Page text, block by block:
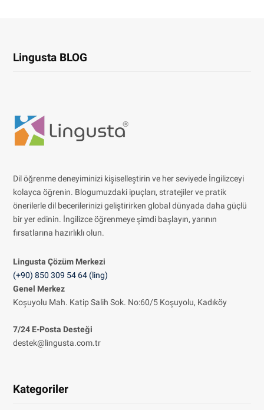
Lingusta BLOG
Dil öğrenme deneyiminizi kişiselleştirin ve her seviyede İngilizceyi
kolayca öğrenin. Blogumuzdaki ipuçları, stratejiler ve pratik
önerilerle dil becerilerinizi geliştirirken global dünyada daha güçlü
bir yer edinin. İngilizce öğrenmeye şimdi başlayın, yarının
fırsatlarına hazırlıklı olun.
Lingusta Çözüm Merkezi
(+90) 850 309 54 64 (ling)
Genel Merkez
Koşuyolu Mah. Katip Salih Sok. No:60/5 Koşuyolu, Kadıköy
7/24 E-Posta Desteği
destek@lingusta.com.tr
Kategoriler